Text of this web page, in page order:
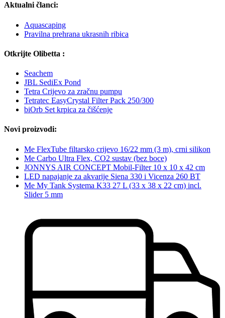
Aktualni članci:
Aquascaping
Pravilna prehrana ukrasnih ribica
Otkrijte Olibetta :
Seachem
JBL SediEx Pond
Tetra Crijevo za zračnu pumpu
Tetratec EasyCrystal Filter Pack 250/300
biOrb Set krpica za čišćenje
Novi proizvodi:
Me FlexTube filtarsko crijevo 16/22 mm (3 m), crni silikon
Me Carbo Ultra Flex, CO2 sustav (bez boce)
JONNYS AIR CONCEPT Mobil-Filter 10 x 10 x 42 cm
LED napajanje za akvarije Siena 330 i Vicenza 260 BT
Me My Tank Systema K33 27 L (33 x 38 x 22 cm) incl.
Slider 5 mm